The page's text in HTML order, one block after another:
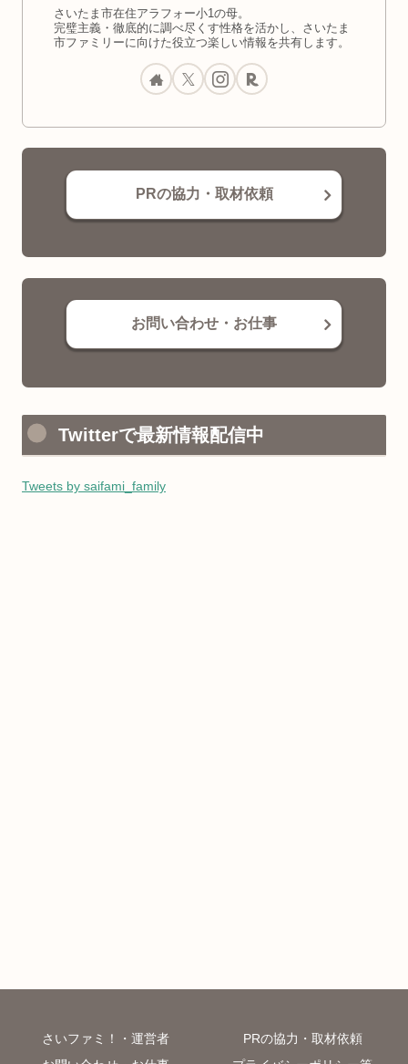
さいたま市在住アラフォー小1の母。
完璧主義・徹底的に調べ尽くす性格を活かし、さいたま
市ファミリーに向けた役立つ楽しい情報を共有します。
PRの協力・取材依頼
お問い合わせ・お仕事
Twitterで最新情報配信中
Tweets by saifami_family
さいファミ！・運営者
PRの協力・取材依頼